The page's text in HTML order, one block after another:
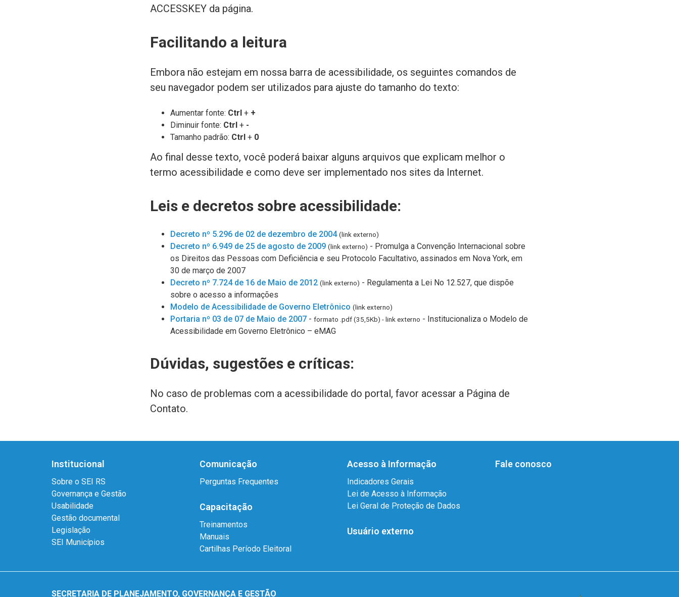
ACCESSKEY da página.
Facilitando a leitura
Embora não estejam em nossa barra de acessibilidade, os seguintes comandos de
seu navegador podem ser utilizados para ajuste do tamanho do texto:
Aumentar fonte: Ctrl + +
Diminuir fonte: Ctrl + -
Tamanho padrão: Ctrl + 0
Ao final desse texto, você poderá baixar alguns arquivos que explicam melhor o
termo acessibilidade e como deve ser implementado nos sites da Internet.
Leis e decretos sobre acessibilidade:
Decreto nº 5.296 de 02 de dezembro de 2004 (link externo)
Decreto nº 6.949 de 25 de agosto de 2009 (link externo) - Promulga a Convenção Internacional sobre
os Direitos das Pessoas com Deficiência e seu Protocolo Facultativo, assinados em Nova York, em
30 de março de 2007
Decreto nº 7.724 de 16 de Maio de 2012 (link externo) - Regulamenta a Lei No 12.527, que dispõe
sobre o acesso a informações
Modelo de Acessibilidade de Governo Eletrônico (link externo)
Portaria nº 03 de 07 de Maio de 2007 - formato .pdf (35,5Kb) - link externo - Institucionaliza o Modelo de
Acessibilidade em Governo Eletrônico – eMAG
Dúvidas, sugestões e críticas:
No caso de problemas com a acessibilidade do portal, favor acessar a Página de
Contato.
Institucional
Sobre o SEI RS
Governança e Gestão
Usabilidade
Gestão documental
Legislação
SEI Municípios
Comunicação
Perguntas Frequentes
Capacitação
Treinamentos
Manuais
Cartilhas Período Eleitoral
Acesso à Informação
Indicadores Gerais
Lei de Acesso à Informação
Lei Geral de Proteção de Dados
Usuário externo
Fale conosco
SECRETARIA DE PLANEJAMENTO, GOVERNANÇA E GESTÃO